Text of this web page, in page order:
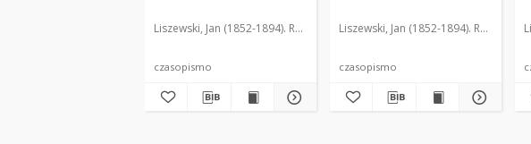
Liszewski, Jan (1852-1894). Red.
czasopismo
Liszewski, Jan (1852-1894). Red.
czasopismo